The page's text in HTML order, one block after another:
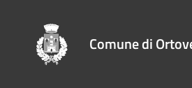
Comune di